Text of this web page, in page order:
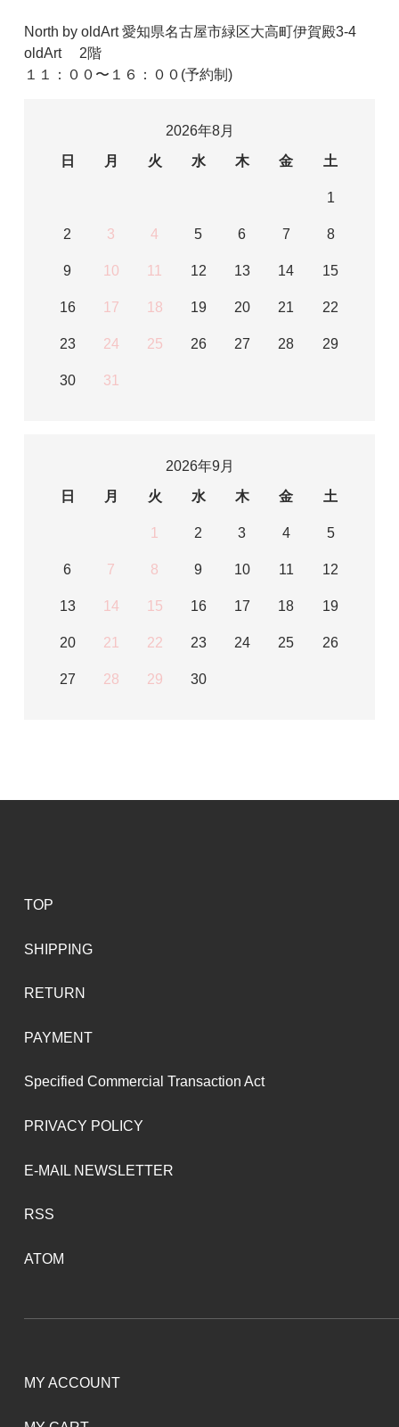
North by oldArt 愛知県名古屋市緑区大高町伊賀殿3-4
oldArt 2階
１１：００〜１６：００(予約制)
2026年8月
日
月 火 水 木 金 土
1
2 3 4 5 6 7 8
9 10 11 12 13 14 15
16 17 18 19 20 21 22
23 24 25 26 27 28 29
30 31
2026年9月
日
月 火 水 木 金 土
1 2 3 4 5
6 7 8 9 10 11 12
13 14 15 16 17 18 19
20 21 22 23 24 25 26
27 28 29 30
TOP
SHIPPING
RETURN
PAYMENT
Specified Commercial Transaction Act
PRIVACY POLICY
E-MAIL NEWSLETTER
RSS
ATOM
MY ACCOUNT